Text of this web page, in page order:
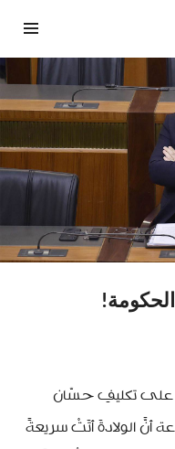
على تكليفِ حسّان
أنَّ الولادةَ أتَتْ سريعةً